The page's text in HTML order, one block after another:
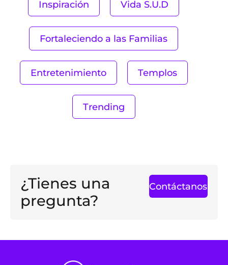
Inspiración Vida S.U.D
Fortaleciendo a las Familias
Entretenimiento Templos
Trending
¿Tienes una
pregunta?
Contáctanos